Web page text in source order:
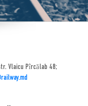
Vlaicu Pîrcălab 48;